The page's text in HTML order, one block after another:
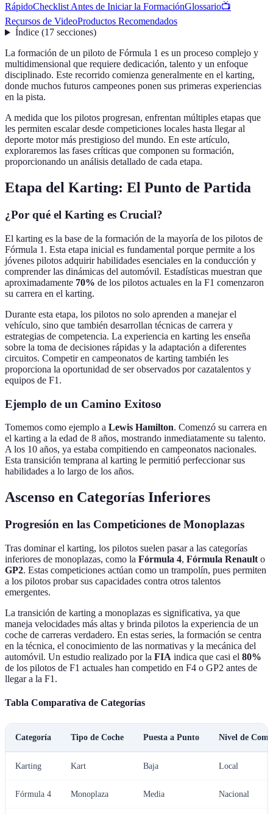
RápidoChecklist Antes de Iniciar la FormaciónGlossario📺
Recursos de VideoProductos Recomendados
Índice(17 secciones)
La formación de un piloto de Fórmula 1 es un proceso complejo y
multidimensional que requiere dedicación, talento y un enfoque
disciplinado. Este recorrido comienza generalmente en el karting,
donde muchos futuros campeones ponen sus primeras experiencias
en la pista.
A medida que los pilotos progresan, enfrentan múltiples etapas que
les permiten escalar desde competiciones locales hasta llegar al
deporte motor más prestigioso del mundo. En este artículo,
exploraremos las fases críticas que componen su formación,
proporcionando un análisis detallado de cada etapa.
Etapa del Karting: El Punto de Partida
¿Por qué el Karting es Crucial?
El karting es la base de la formación de la mayoría de los pilotos de
Fórmula 1. Esta etapa inicial es fundamental porque permite a los
jóvenes pilotos adquirir habilidades esenciales en la conducción y
comprender las dinámicas del automóvil. Estadísticas muestran que
aproximadamente 70% de los pilotos actuales en la F1 comenzaron
su carrera en el karting.
Durante esta etapa, los pilotos no solo aprenden a manejar el
vehículo, sino que también desarrollan técnicas de carrera y
estrategias de competencia. La experiencia en karting les enseña
sobre la toma de decisiones rápidas y la adaptación a diferentes
circuitos. Competir en campeonatos de karting también les
proporciona la oportunidad de ser observados por cazatalentos y
equipos de F1.
Ejemplo de un Camino Exitoso
Tomemos como ejemplo a Lewis Hamilton. Comenzó su carrera en
el karting a la edad de 8 años, mostrando inmediatamente su talento.
A los 10 años, ya estaba compitiendo en campeonatos nacionales.
Esta transición temprana al karting le permitió perfeccionar sus
habilidades a lo largo de los años.
Ascenso en Categorías Inferiores
Progresión en las Competiciones de Monoplazas
Tras dominar el karting, los pilotos suelen pasar a las categorías
inferiores de monoplazas, como la Fórmula 4, Fórmula Renault o
GP2. Estas competiciones actúan como un trampolín, pues permiten
a los pilotos probar sus capacidades contra otros talentos
emergentes.
La transición de karting a monoplazas es significativa, ya que
maneja velocidades más altas y brinda pilotos la experiencia de un
coche de carreras verdadero. En estas series, la formación se centra
en la técnica, el conocimiento de las normativas y la mecánica del
automóvil. Un estudio realizado por la FIA indica que casi el 80%
de los pilotos de F1 actuales han competido en F4 o GP2 antes de
llegar a la F1.
Tabla Comparativa de Categorías
Categoría Tipo de Coche Puesta a Punto Nivel de
Karting Kart Baja Local
Fórmula 4 Monoplaza Media Nacional